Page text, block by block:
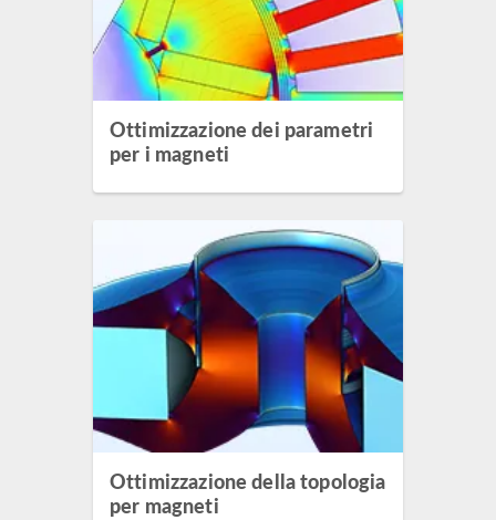
Ottimizzazione dei parametri
per i magneti
Ottimizzazione della topologia
per magneti